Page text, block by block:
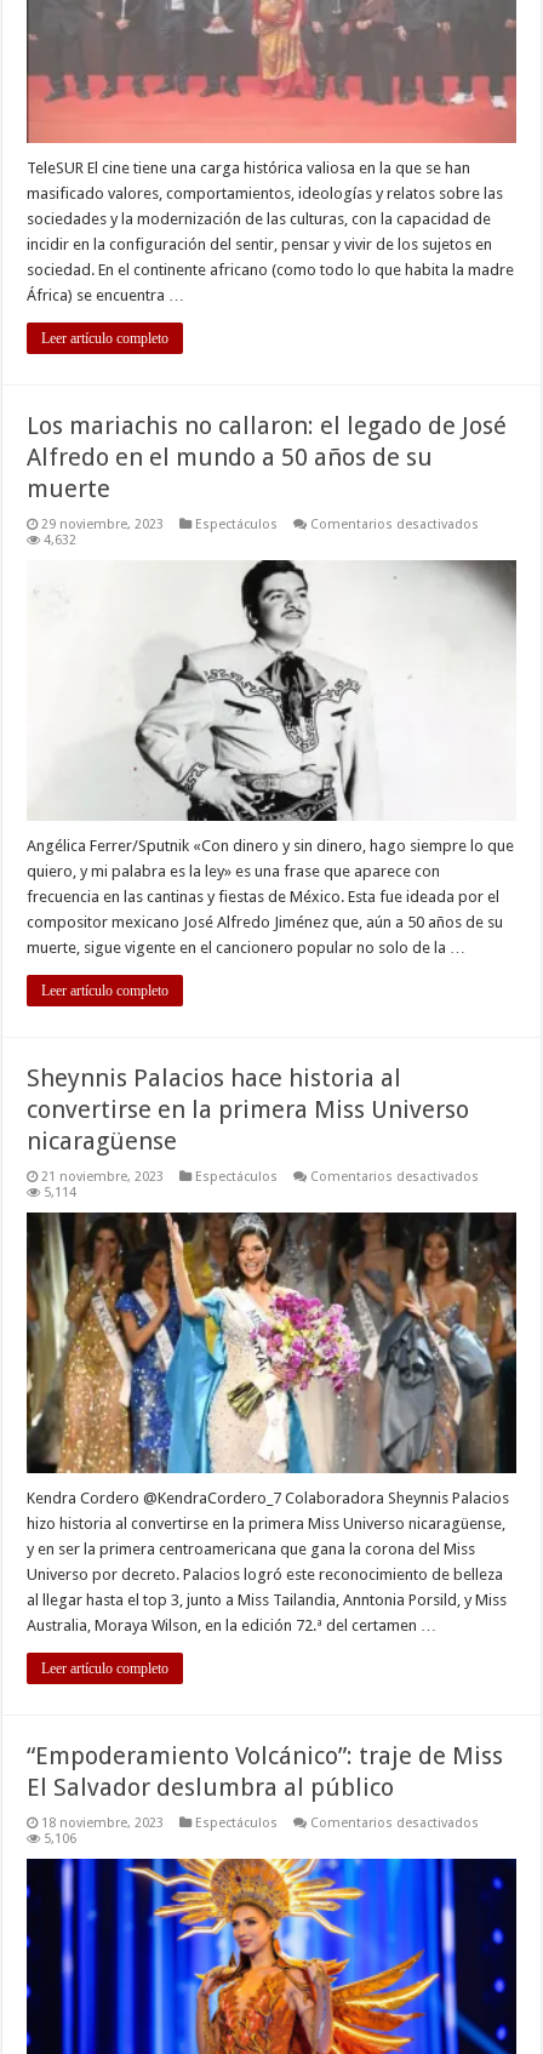
TeleSUR El cine tiene una carga histórica valiosa en la que se han
masificado valores, comportamientos, ideologías y relatos sobre las
sociedades y la modernización de las culturas, con la capacidad de
incidir en la configuración del sentir, pensar y vivir de los sujetos en
sociedad. En el continente africano (como todo lo que habita la madre
África) se encuentra …
Leer artículo completo
Los mariachis no callaron: el legado de José
Alfredo en el mundo a 50 años de su
muerte
29 noviembre, 2023 Espectáculos Comentarios desactivados
no
callaron:
legado
4,632
Angélica Ferrer/Sputnik «Con dinero y sin dinero, hago siempre lo que
quiero, y mi palabra es la ley» es una frase que aparece con
frecuencia en las cantinas y fiestas de México. Esta fue ideada por el
compositor mexicano José Alfredo Jiménez que, aún a 50 años de su
muerte, sigue vigente en el cancionero popular no solo de la …
Leer artículo completo
Sheynnis Palacios hace historia al
convertirse en la primera Miss Universo
nicaragüense
21 noviembre, 2023 Espectáculos Comentarios desactivados
hace
historia
al
en
la
primera
Miss
Universo
5,114
Kendra Cordero @KendraCordero_7 Colaboradora Sheynnis Palacios
hizo historia al convertirse en la primera Miss Universo nicaragüense,
y en ser la primera centroamericana que gana la corona del Miss
Universo por decreto. Palacios logró este reconocimiento de belleza
al llegar hasta el top 3, junto a Miss Tailandia, Anntonia Porsild, y Miss
Australia, Moraya Wilson, en la edición 72.ª del certamen …
Leer artículo completo
“Empoderamiento Volcánico”: traje de Miss
El Salvador deslumbra al público
18 noviembre, 2023 Espectáculos Comentarios desactivados
de
Miss
Salvador
público
5,106